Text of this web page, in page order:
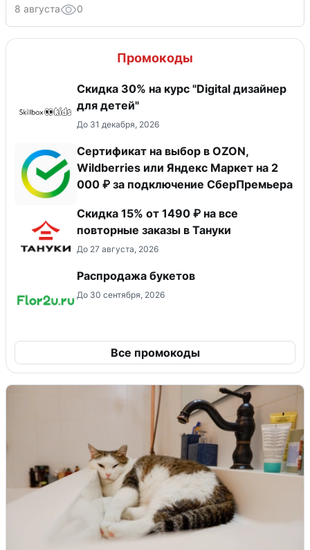
8 августа 0
Промокоды
Скидка 30% на курс "Digital дизайнер
для детей"
До 31 декабря, 2026
Сертификат на выбор в OZON,
Wildberries или Яндекс Маркет на 2
000 ₽ за подключение СберПремьера
Скидка 15% от 1490 ₽ на все
повторные заказы в Тануки
До 27 августа, 2026
Распродажа букетов
До 30 сентября, 2026
Все промокоды